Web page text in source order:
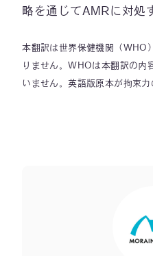
略を通じてAMRに対処
本翻訳は世界保健機関（WHO
りません。WHOは本翻訳の内
いません。英語版原本が拘束力